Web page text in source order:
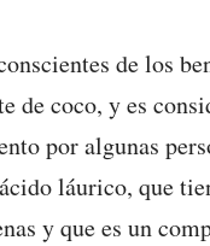
de los
de coco, y es
por algunas
láurico, que
y que es un